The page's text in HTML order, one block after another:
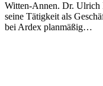
Witten-Annen. Dr. Ulrich
seine Tätigkeit als
bei Ardex planmäßig…